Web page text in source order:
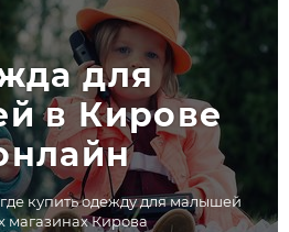
для
в Кирове
купить одежду для малышей
магазинах Кирова